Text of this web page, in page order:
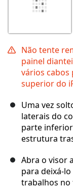
Não tente
painel
vários cabos
superior do
Uma vez
laterais do
parte
estrutura
Abra o visor
para deixá-
trabalhos no